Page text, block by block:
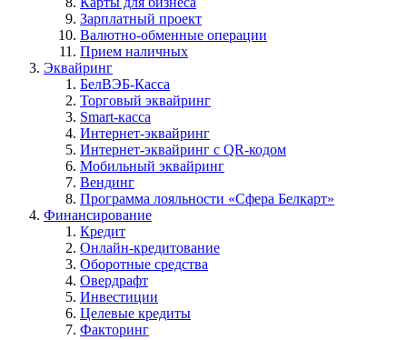
Зарплатный проект
Валютно-обменные операции
Прием наличных
Эквайринг
БелВЭБ-Касса
Торговый эквайринг
Smart-касса
Интернет-эквайринг
Интернет-эквайринг с QR-кодом
Мобильный эквайринг
Вендинг
Программа лояльности «Сфера Белкарт»
Финансирование
Кредит
Онлайн-кредитование
Оборотные средства
Овердрафт
Инвестиции
Целевые кредиты
Факторинг